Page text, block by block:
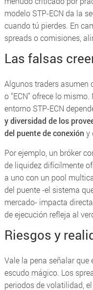
modelo STP-ECN da la
cuando tú pierdes. En
spreads o comisiones,
Las falsas
Algunos traders asumen
o “ECN” ofrece lo
entorno STP-ECN
y diversidad de los
del puente de conexión y
Por ejemplo, un bróker
de liquidez difícilmente
a uno con un pool
del puente -el sistema
mercado- impacta
de ejecución refleja al
Riesgos y
Vale la pena señalar que
escudo mágico. Los
periodos de volatilidad, el